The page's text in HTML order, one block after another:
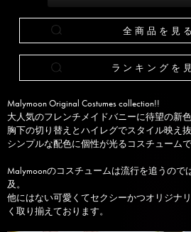
全商品を見る
ランキングを
Malymoon Original Costumes collection!!
大人気のフレンチメイドバニーに待望の新色
胸下の切り替えとハイレグでスタイル映え抜
シンプルな配色に個性が光るコスチュームで
Malymoonのコスチュームは流行を追うので
及。
他にはない可愛くてセクシーかつオリジナ
く取り揃えております。